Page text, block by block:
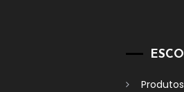
Produtos